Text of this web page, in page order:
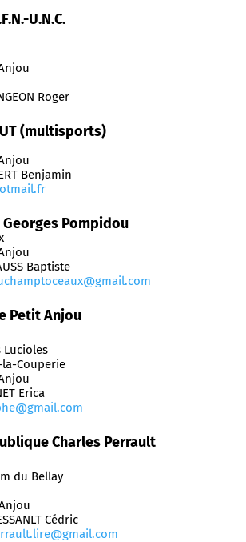
U.N.C.
Roger
(multisports)
Benjamin
Georges Pompidou
Baptiste
Petit Anjou
Lucioles
Couperie
Erica
Charles Perrault
du Bellay
Cédric